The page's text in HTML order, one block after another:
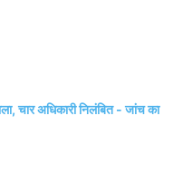
चार अधिकारी निलंबित - जांच का